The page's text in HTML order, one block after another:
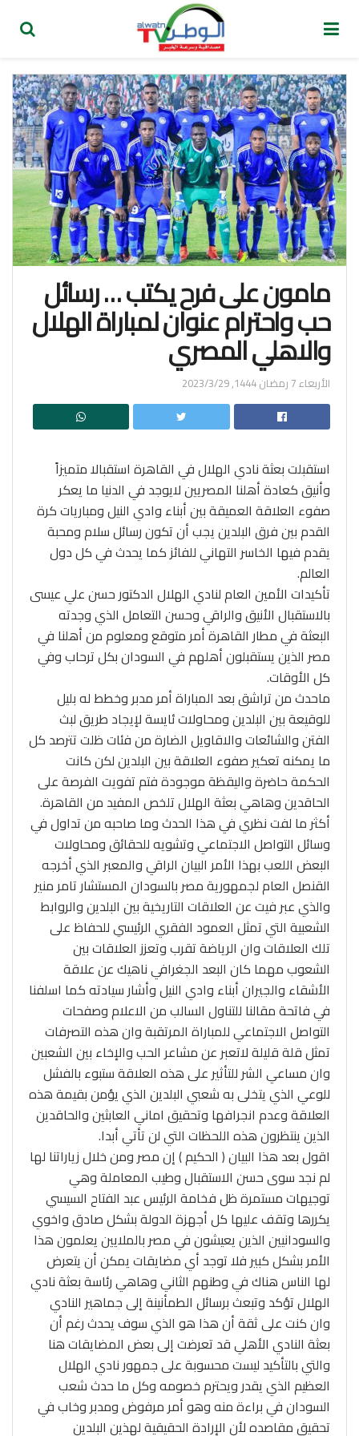
مامون على فرح يكتب … رسائل
حب واحترام عنوان لمباراة الهلال
والاهلي المصري
الأربعاء 7 رمضان 1444, 2023/3/29
استقبلت بعثة نادي الهلال في القاهرة استقبالا متميزاً
وأنيق كعادة أهلنا المصريين لايوجد في الدنيا ما يعكر
صفوء العلاقة العميقة بين أبناء وادي النيل ومباريات كرة
القدم بين فرق البلدين يجب أن تكون رسائل سلام ومحبة
يقدم فيها الخاسر التهاني للفائز كما يحدث في كل دول
العالم.
تأكيدات الأمين العام لنادي الهلال الدكتور حسن علي عيسى
بالاستقبال الأنيق والراقي وحسن التعامل الذي وجدته
البعثة في مطار القاهرة أمر متوقع ومعلوم من أهلنا في
مصر الذين يستقبلون أهلهم في السودان بكل ترحاب وفي
كل الأوقات.
ماحدث من تراشق بعد المباراة أمر مدبر وخطط له بليل
للوقيعة بين البلدين ومحاولات ئايسة لإيجاد طريق لبث
الفتن والشائعات والاقاويل الضارة من فئات ظلت تترصد كل
ما يمكنه تعكير صفوء العلاقة بين البلدين لكن كانت
الحكمة حاضرة واليقظة موجودة فتم تفويت الفرصة على
الحاقدين وهاهي بعثة الهلال تلخص المفيد من القاهرة.
أكثر ما لفت نظري في هذا الحدث وما صاحبه من تداول في
وسائل التواصل الاجتماعي وتشويه للحقائق ومحاولات
البعض اللعب بهذا الأمر البيان الراقي والمعبر الذي أخرجه
القنصل العام لجمهورية مصر بالسودان المستشار تامر منير
والذي عبر فيت عن العلاقات التاريخية بين البلدين والروابط
الشعبية التي تمثل العمود الفقري الرئيسي للحفاظ على
تلك العلاقات وان الرياضة تقرب وتعزز العلاقات بين
الشعوب مهما كان البعد الجغرافي ناهيك عن علاقة
الأشقاء والجيران أبناء وادي النيل وأشار سيادته كما اسلفنا
في فاتحة مقالنا للتناول السالب من الاعلام وصفحات
التواصل الاجتماعي للمباراة المرتقبة وان هذه التصرفات
تمثل قلة قليلة لاتعبر عن مشاعر الحب والإخاء بين الشعبين
وان مساعي الشر للتأثير على هذه العلاقة ستبوء بالفشل
للوعي الذي يتخلى به شعبي البلدين الذي يؤمن بقيمة هذه
العلاقة وعدم انجرافها وتحقيق اماني العابثين والحاقدين
الذين ينتظرون هذه اللحظات التي لن تأتي أبدا.
اقول بعد هذا البيان ( الحكيم ) إن مصر ومن خلال زياراتنا لها
لم نجد سوى حسن الاستقبال وطيب المعاملة وهي
توجيهات مستمرة ظل فخامة الرئيس عبد الفتاح السيسي
يكررها وتقف عليها كل أجهزة الدولة بشكل صادق واخوي
والسودانيين الذين يعيشون في مصر بالملايين يعلمون هذا
الأمر بشكل كبير فلا توجد أي مضايقات يمكن أن يتعرض
لها الناس هناك في وطنهم الثاني وهاهي رئاسة بعثة نادي
الهلال تؤكد وتبعث برسائل الطمأنينة إلى جماهير النادي
وان كنت على ثقة أن هذا هو الذي سوف يحدث رغم أن
بعثة النادي الأهلي قد تعرضت إلى بعض المضايقات هنا
والتي بالتأكيد ليست محسوبة على جمهور نادي الهلال
العظيم الذي يقدر ويحترم خصومه وكل ما حدث شعب
السودان في براءة منه وهو أمر مرفوض ومدبر وخاب في
تحقيق مقاصده لأن الإرادة الحقيقية لهذين البلدين